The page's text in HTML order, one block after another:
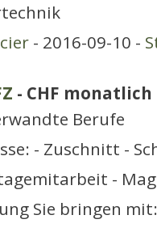
- 2016-09-10 -
- CHF monatlich
Berufe
- Zuschnitt -
-
Sie bringen